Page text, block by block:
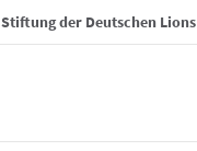
Stiftung der Deutschen Lions